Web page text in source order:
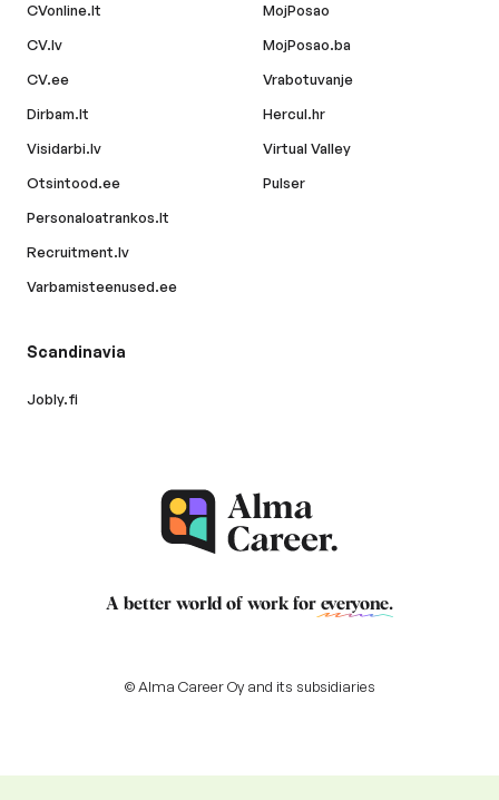
CVonline.lt
CV.lv
CV.ee
Dirbam.lt
Visidarbi.lv
Otsintood.ee
Personaloatrankos.lt
Recruitment.lv
Varbamisteenused.ee
MojPosao
MojPosao.ba
Vrabotuvanje
Hercul.hr
Virtual Valley
Pulser
Scandinavia
Jobly.fi
A better world of work for everyone.
© Alma Career Oy and its subsidiaries